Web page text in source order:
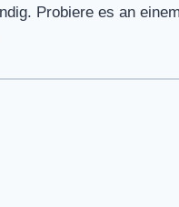
Probiere es an